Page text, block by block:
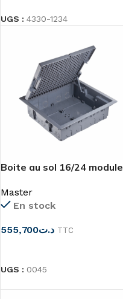
UGS : 4330-1234
Boite au sol 16/24 module
Master
En stock
د.ت555,700
TTC
UGS : 0045